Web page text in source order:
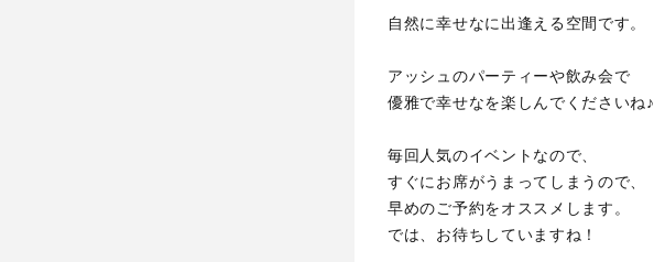
自然に幸せなに出逢える空間です。
アッシュのパーティーや飲み会で
優雅で幸せなを楽しんでくださいね♪
毎回人気のイベントなので、
すぐにお席がうまってしまうので、
早めのご予約をオススメします。
では、お待ちしていますね！